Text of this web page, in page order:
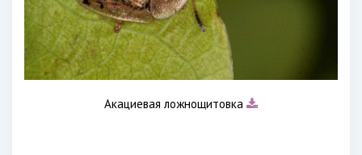
Акациевая ложнощитовка